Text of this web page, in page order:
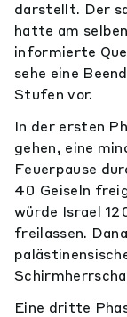
darstellt. Der
hatte am
informierte
sehe eine
Stufen vor.
In der ersten
gehen, eine
Feuerpause
40 Geiseln
würde Israel
freilassen.
Eine dritte